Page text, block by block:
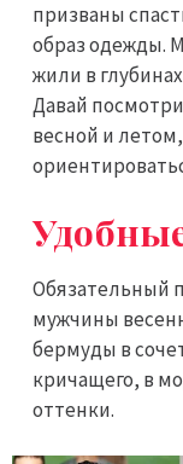
призваны
образ одежды.
жили в
Давай
весной и
Обязательный
мужчины
бермуды в
кричащего, в
оттенки.